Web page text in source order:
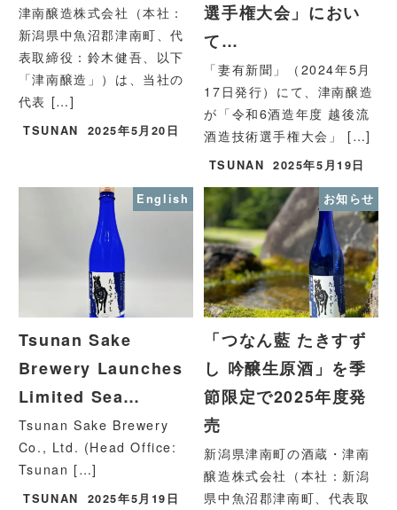
津南醸造株式会社（本社：
新潟県中魚沼郡津南町、代
表取締役：鈴木健吾、以下
「津南醸造」）は、当社の
代表 […]
TSUNAN 2025年5月20日
選手権大会」におい
て…
「妻有新聞」（2024年5月
17日発行）にて、津南醸造
が「令和6酒造年度 越後流
酒造技術選手権大会」 […]
TSUNAN 2025年5月19日
English
Tsunan Sake
Brewery Launches
Limited Sea…
Tsunan Sake Brewery
Co., Ltd. (Head Office:
Tsunan […]
TSUNAN 2025年5月19日
お知らせ
「つなん藍 たきすず
し 吟醸生原酒」を季
節限定で2025年度発
売
新潟県津南町の酒蔵・津南
醸造株式会社（本社：新潟
県中魚沼郡津南町、代表取